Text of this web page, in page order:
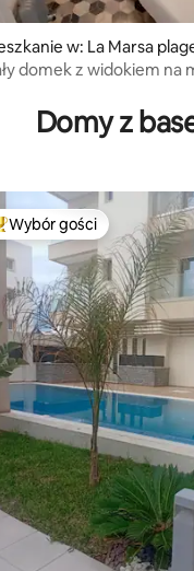
5 na 5, liczba recenzji:
w: La Marsa
domek z widokiem na
Domy z
z
Wybór gości